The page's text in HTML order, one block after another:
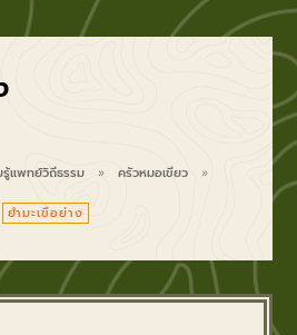
แพทย์วิถีธรรม 9 ครัวหมอเขียว 9
ยำมะเขือย่าง